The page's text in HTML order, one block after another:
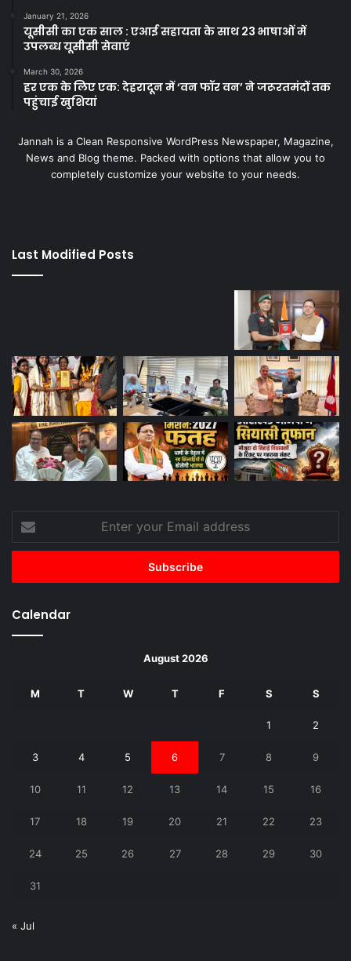
January 21, 2026
यूसीसी का एक साल : एआई सहायता के साथ 23 भाषाओं में
उपलब्ध यूसीसी सेवाएं
March 30, 2026
हर एक के लिए एक: देहरादून में ‘वन फॉर वन’ ने जरूरतमंदों तक
पहुंचाई खुशियां
Jannah is a Clean Responsive WordPress Newspaper, Magazine,
News and Blog theme. Packed with options that allow you to
completely customize your website to your needs.
Last Modified Posts
your
Email
Calendar
August 2026
M T W T F S S
1 2
3 4 5 6 7 8 9
10 11 12 13 14 15 16
17 18 19 20 21 22 23
24 25 26 27 28 29 30
31
« Jul